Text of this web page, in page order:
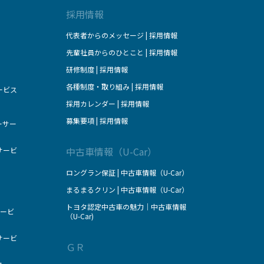
ビス
サー
ービ
ビ
ービ
採用情報
代表者からのメッセージ | 採用情報
先輩社員からのひとこと | 採用情報
研修制度 | 採用情報
各種制度・取り組み | 採用情報
採用カレンダー | 採用情報
募集要項 | 採用情報
中古車情報（U-Car）
ロングラン保証 | 中古車情報（U-Car）
まるまるクリン | 中古車情報（U-Car）
トヨタ認定中古車の魅力｜中古車情報
（U-Car)
ＧＲ